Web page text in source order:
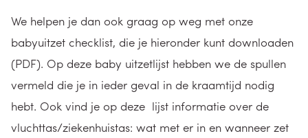
We helpen je dan ook graag op weg met onze
babyuitzet checklist, die je hieronder kunt downloaden
(PDF). Op deze baby uitzetlijst hebben we de spullen
vermeld die je in ieder geval in de kraamtijd nodig
hebt. Ook vind je op deze lijst informatie over de
vluchttas/ziekenhuistas: wat met er in en wanneer zet